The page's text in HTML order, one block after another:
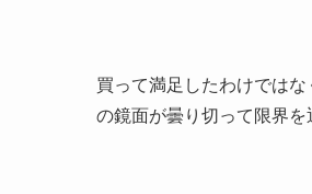
買って満足したわけでは
の鏡面が曇り切って限界を